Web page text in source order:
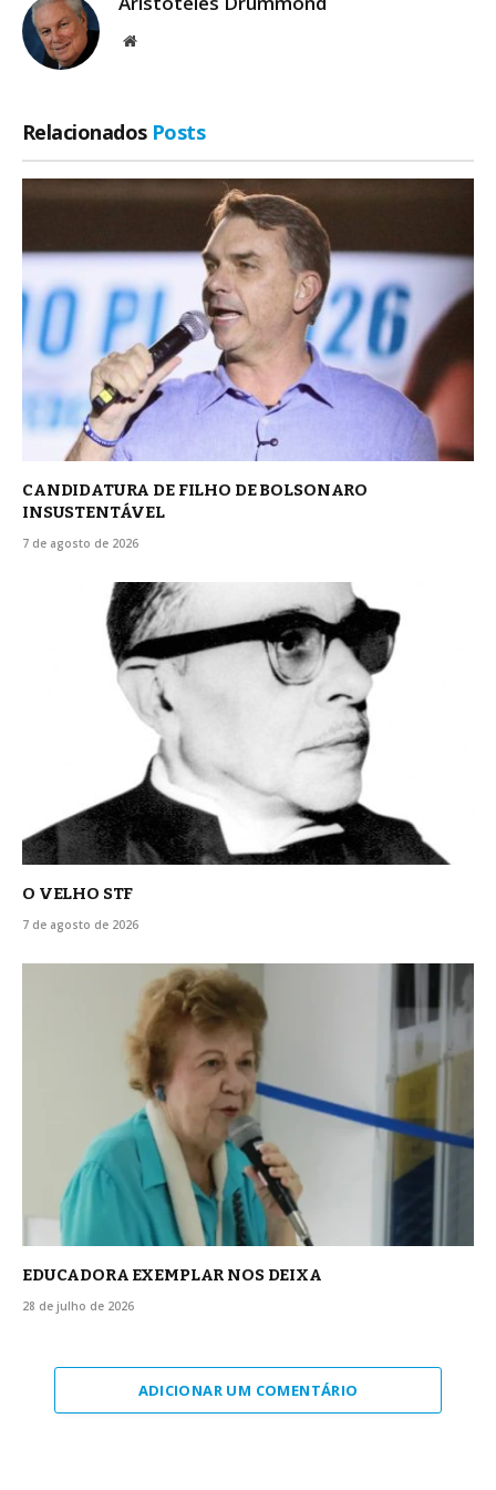
Site
Relacionados Posts
CANDIDATURA DE FILHO DE BOLSONARO
INSUSTENTÁVEL
7 de agosto de 2026
O VELHO STF
7 de agosto de 2026
EDUCADORA EXEMPLAR NOS DEIXA
28 de julho de 2026
ADICIONAR UM COMENTÁRIO